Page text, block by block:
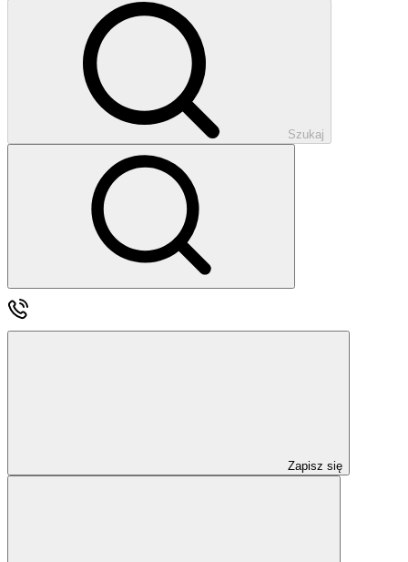
Szukaj
Zapisz się